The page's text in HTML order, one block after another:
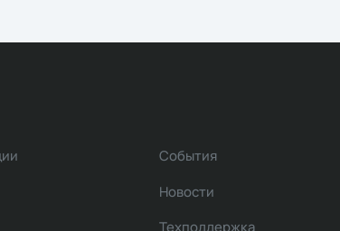
События
Новости
Техподдержка